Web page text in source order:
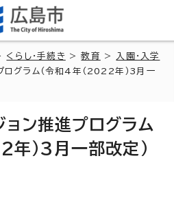
くらし・手続き >教育 >
入園・入学
ログラム（令和4年（2022年）3月一
ョン推進プログラム
年）3月一部改定）